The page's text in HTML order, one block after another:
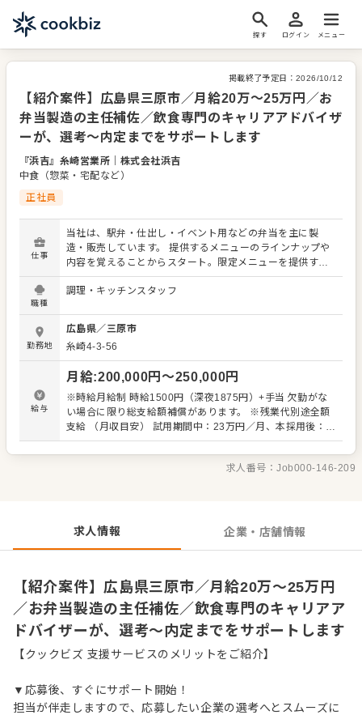
探す ログイン メニュー
掲載終了予定日： 2026/10/12
【紹介案件】広島県三原市／月給20万～25万円／お
弁当製造の主任補佐／飲食専門のキャリアアドバイザ
ーが、選考～内定までをサポートします
『浜吉』糸崎営業所
株式会社浜吉
中食（惣菜・宅配など）
正社員
仕事
当社は、駅弁・仕出し・イベント用などの弁当を主に製
造・販売しています。 提供するメニューのラインナップや
内容を覚えることからスタート。限定メニューを提供する
こともありますので、日々の調理業務に加え、さまざまな
スキルを活かしたり、習得できたりもします。 メニューの
よいお店づくりのためのオペレーション改善なども大歓迎
です。 【具体的には…】 ・商品の仕上げ工程（盛付） ・食
材の用意（食材のカット等） ・食材包材の在庫の確認(発注
も含む） ・注文内容の確認（時間数量内容） ・衛生管理
・調理補助 ・清掃 ・買い出し 入社後はスキルに合わせた
業務からお任せしますので、徐々に仕事の幅を広げていき
ましょう。成長をしっかりサポートしますので、経験に関
わらず安心してスタートできる環境です。 ゆくゆくはステ
職種
調理・キッチンスタッフ
勤務地
広島県／三原市
糸崎4-3-56
給与
月給:200,000円〜250,000円
※時給月給制 時給1500円（深夜1875円）+手当 欠勤がな
い場合に限り総支給額補償があります。 ※残業代別途全額
支給 （月収目安） 試用期間中：23万円／月、本採用後：
30万円／月程度 現状それ以上支給される人がほとんどで
す。 【試用期間】 3ヵ月 ※期間中は時給1200円（深夜は時
求人番号：Job000-146-209
求人情報 企業・店舗情報
【紹介案件】広島県三原市／月給20万～25万円
／お弁当製造の主任補佐／飲食専門のキャリアア
ドバイザーが、選考～内定までをサポートします
【クックビズ 支援サービスのメリットをご紹介】
▼応募後、すぐにサポート開始！
担当が伴走しますので、応募したい企業の選考へとスムーズに